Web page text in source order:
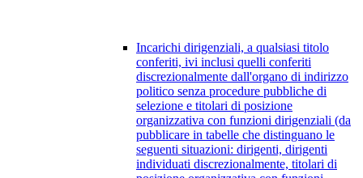
Incarichi dirigenziali, a qualsiasi titolo
conferiti, ivi inclusi quelli conferiti
discrezionalmente dall'organo di indirizzo
politico senza procedure pubbliche di
selezione e titolari di posizione
organizzativa con funzioni dirigenziali (da
pubblicare in tabelle che distinguano le
seguenti situazioni: dirigenti, dirigenti
individuati discrezionalmente, titolari di